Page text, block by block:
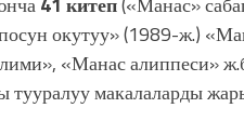
окутуу» (1989-ж.)
«Манас алиппеси»
тууралуу макалаларды